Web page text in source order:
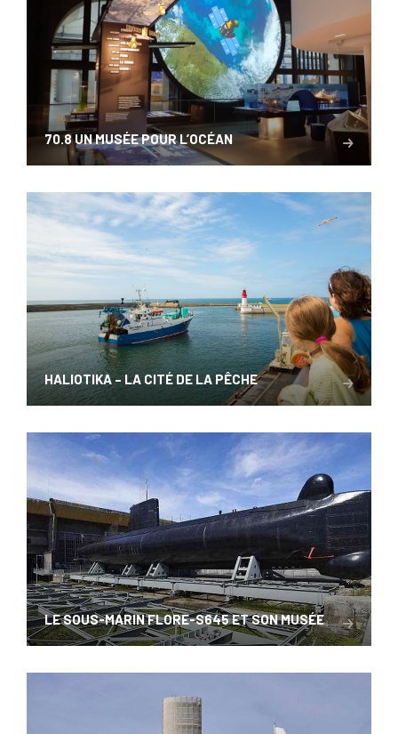
70.8 UN MUSÉE POUR L’OCÉAN
HALIOTIKA – LA CITÉ DE LA PÊCHE
LE SOUS-MARIN FLORE-S645 ET SON MUSÉE